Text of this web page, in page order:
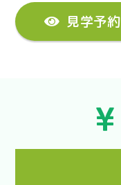
見学予約